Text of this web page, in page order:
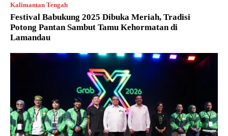
Kalimantan Tengah
Festival Babukung 2025 Dibuka Meriah, Tradisi
Potong Pantan Sambut Tamu Kehormatan di
Lamandau